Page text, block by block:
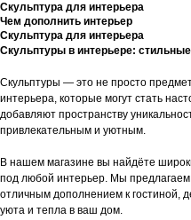
Скульптура для интерьера
Чем дополнить интерьер
Скульптура для интерьера
Скульптуры в интерьере:
Скульптуры — это не просто
интерьера, которые могут стать
добавляют пространству
привлекательным и уютным.
В нашем магазине вы найдёте
под любой интерьер. Мы
отличным дополнением к гостиной,
уюта и тепла в ваш дом.